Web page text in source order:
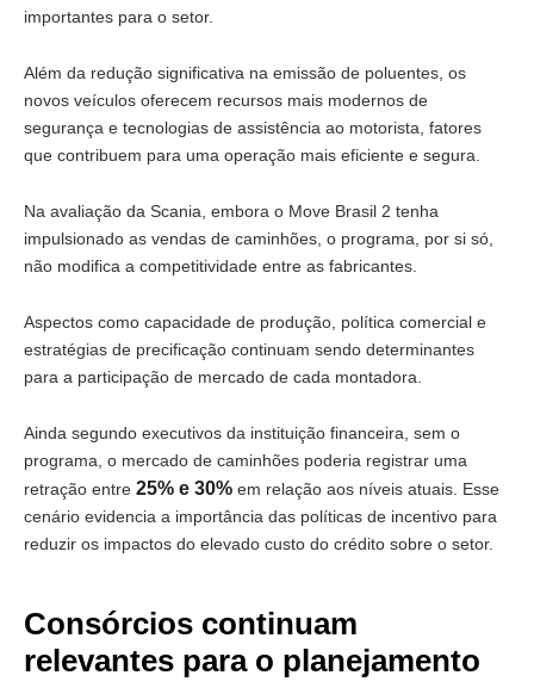
importantes para o setor.
Além da redução significativa na emissão de poluentes, os
novos veículos oferecem recursos mais modernos de
segurança e tecnologias de assistência ao motorista, fatores
que contribuem para uma operação mais eficiente e segura.
Na avaliação da Scania, embora o Move Brasil 2 tenha
impulsionado as vendas de caminhões, o programa, por si só,
não modifica a competitividade entre as fabricantes.
Aspectos como capacidade de produção, política comercial e
estratégias de precificação continuam sendo determinantes
para a participação de mercado de cada montadora.
Ainda segundo executivos da instituição financeira, sem o
programa, o mercado de caminhões poderia registrar uma
retração entre 25% e 30% em relação aos níveis atuais. Esse
cenário evidencia a importância das políticas de incentivo para
reduzir os impactos do elevado custo do crédito sobre o setor.
Consórcios continuam
relevantes para o planejamento